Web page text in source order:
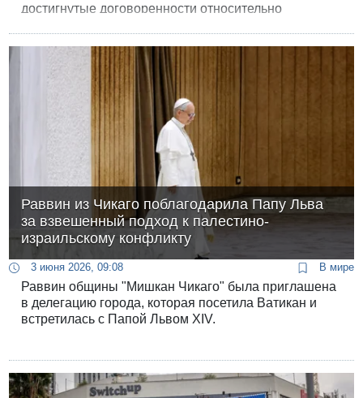
достигнутые договоренности относительно
Раввин из Чикаго поблагодарила Папу Льва
за взвешенный подход к палестино-
израильскому конфликту
3 июня 2026, 09:08 В мире
Раввин общины "Мишкан Чикаго" была приглашена
в делегацию города, которая посетила Ватикан и
встретилась с Папой Львом XIV.